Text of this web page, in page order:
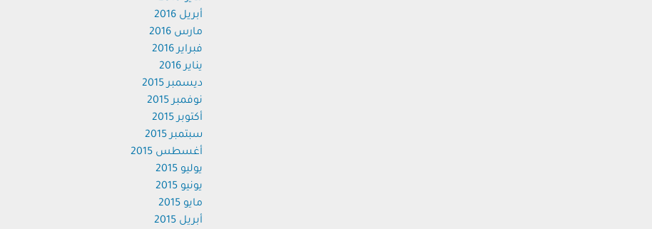
أبريل 2016
مارس 2016
فبراير 2016
يناير 2016
ديسمبر 2015
نوفمبر 2015
أكتوبر 2015
سبتمبر 2015
أغسطس 2015
يوليو 2015
يونيو 2015
مايو 2015
أبريل 2015